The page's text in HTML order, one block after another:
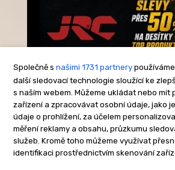
Společně s našimi 1731 partnery
další sledovací technologie sloužící ke
s naším webem. Můžeme ukládat nebo mít
zařízení a zpracovávat osobní údaje, jako
údaje o prohlížení, za účelem
měření reklamy a obsahu, průzkumu
služeb. Kromě toho můžeme využívat
identifikaci prostřednictvím skenování
-Reklama-